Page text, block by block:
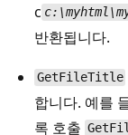
c
반환됩니다.
GetFileTitle
합니다. 예를
록 호출